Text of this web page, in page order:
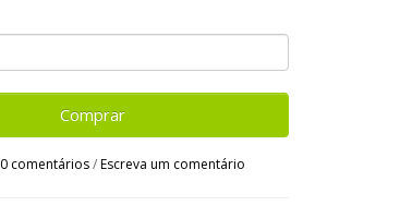
Comprar
0 comentários/Escreva um comentário